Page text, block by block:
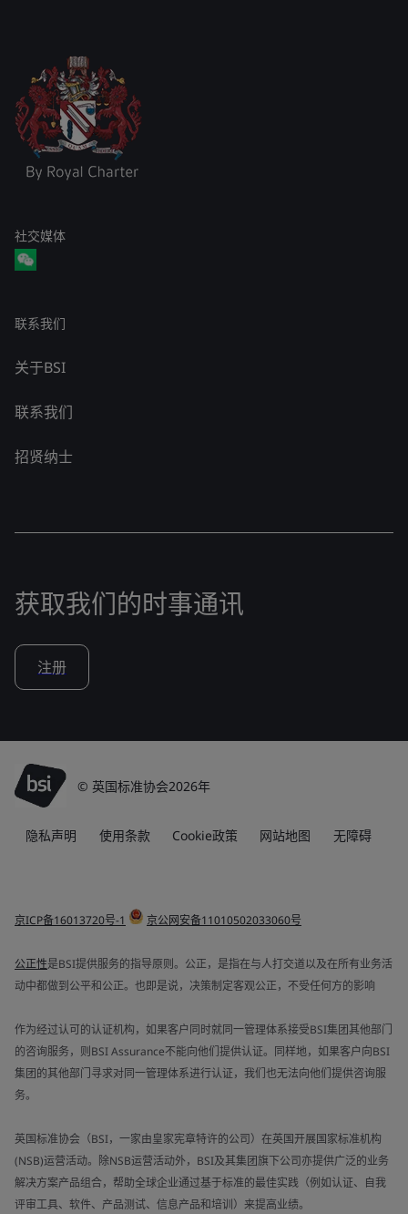
社交媒体
联系我们
关于BSI
联系我们
招贤纳士
获取我们的时事通讯
注册
© 英国标准协会2026年
隐私声明 使用条款 Cookie政策 网站地图 无障碍
京ICP备16013720号-1 京公网安备11010502033060号
公正性是BSI提供服务的指导原则。公正，是指在与人打交道以及在所有业务活
动中都做到公平和公正。也即是说，决策制定客观公正，不受任何方的影响
作为经过认可的认证机构，如果客户同时就同一管理体系接受BSI集团其他部门
的咨询服务，则BSI Assurance不能向他们提供认证。同样地，如果客户向BSI
集团的其他部门寻求对同一管理体系进行认证，我们也无法向他们提供咨询服
务。
英国标准协会（BSI，一家由皇家宪章特许的公司）在英国开展国家标准机构
(NSB)运营活动。除NSB运营活动外，BSI及其集团旗下公司亦提供广泛的业务
解决方案产品组合，帮助全球企业通过基于标准的最佳实践（例如认证、自我
评审工具、软件、产品测试、信息产品和培训）来提高业绩。